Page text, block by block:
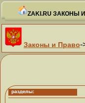
ZAKI.RU ЗАКОНЫ
Законы и Право-